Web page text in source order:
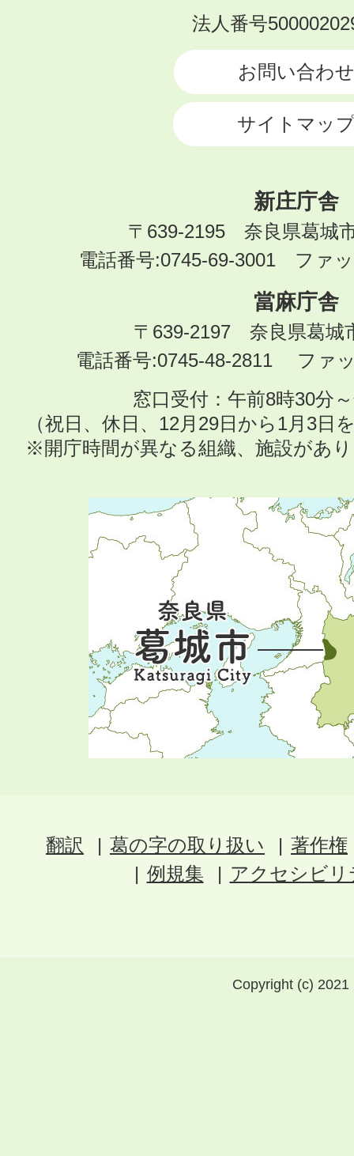
KATSURAGI
法人番号
お問い合わせ
サイトマッ
新庄庁舎
〒639-2195 奈良県葛城
電話番号:0745-69-3001 ファ
當麻庁舎
〒639-2197 奈良県葛城
電話番号:0745-48-2811 ファ
窓口受付：午前8時30分
（祝日、休日、12月29日から1月3日
※開庁時間が異なる組織、施設があ
翻訳 葛の字の取り扱い
著作権
例規集
アクセシビ
Copyright (c)